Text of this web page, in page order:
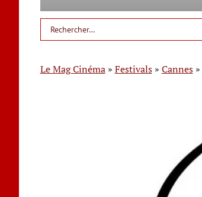
Le Mag Cinéma» Festivals» Cannes»